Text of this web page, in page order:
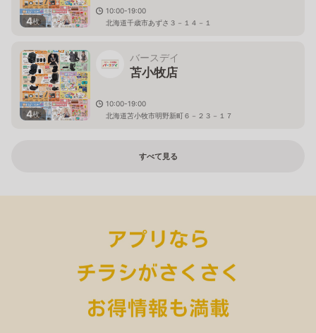
4枚
10:00-19:00
北海道千歳市あずさ３－１４－１
4枚
バースデイ
苫小牧店
10:00-19:00
北海道苫小牧市明野新町６－２３－１７
すべて見る